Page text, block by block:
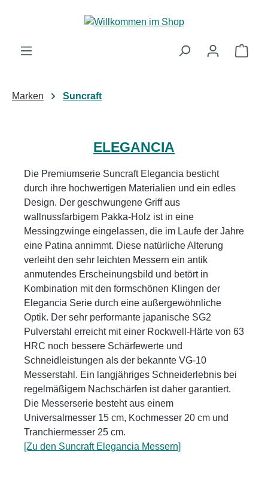
Zum Hauptinhalt springen
Marken Suncraft
ELEGANCIA
Die Premiumserie Suncraft Elegancia besticht
durch ihre hochwertigen Materialien und ein edles
Design. Der geschwungene Griff aus
wallnussfarbigem Pakka-Holz ist in eine
Messingzwinge eingelassen, die im Laufe der Jahre
eine Patina annimmt. Diese natürliche Alterung
verleiht den sehr leichten Messern ein antik
anmutendes Erscheinungsbild und betört in
Kombination mit den formschönen Klingen der
Elegancia Serie durch eine außergewöhnliche
Optik. Der sehr performante japanische SG2
Pulverstahl erreicht mit einer Rockwell-Härte von 63
HRC noch bessere Schärfewerte und
Schneidleistungen als der bekannte VG-10
Messerstahl. Ein langjähriges Schneiderlebnis bei
regelmäßigem Nachschärfen ist daher garantiert.
Die Messerserie besteht aus einem
Universalmesser 15 cm, Kochmesser 20 cm und
Tranchiermesser 25 cm.
[Zu den Suncraft Elegancia Messern]